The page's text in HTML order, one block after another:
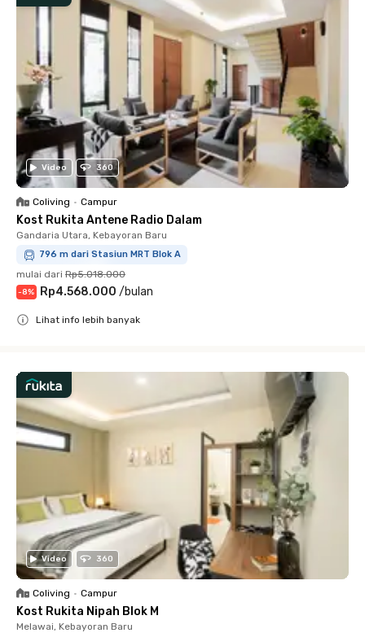
Video 360
Coliving • Campur
Kost Rukita Antene Radio Dalam
Gandaria Utara, Kebayoran Baru
796 m dari Stasiun MRT Blok A
mulai dari Rp5.018.000
-8% Rp4.568.000 /bulan
Lihat info lebih banyak
Video 360
Coliving • Campur
Kost Rukita Nipah Blok M
Melawai, Kebayoran Baru